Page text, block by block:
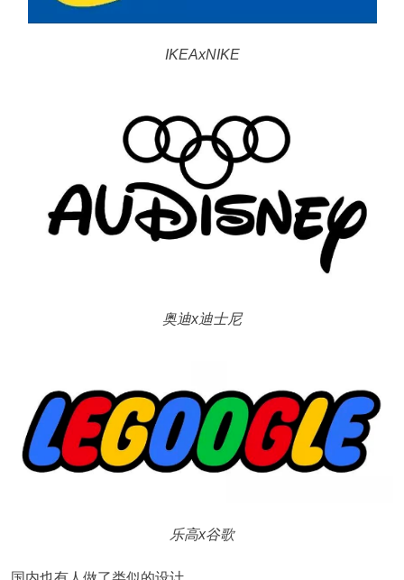
IKEAxNIKE
奥迪x迪士尼
乐高x谷歌